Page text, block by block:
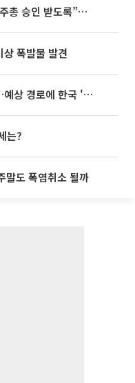
김정관 장관 “반도체 성과급, 주총 승인 받도록”…상법·자본시장법 개정 시사
폭발물 발견
태풍 '돌핀' 이어 '찬홈' 등장…예상 경로에 한국 '한숨'
는?
말도 폭염취소 될까